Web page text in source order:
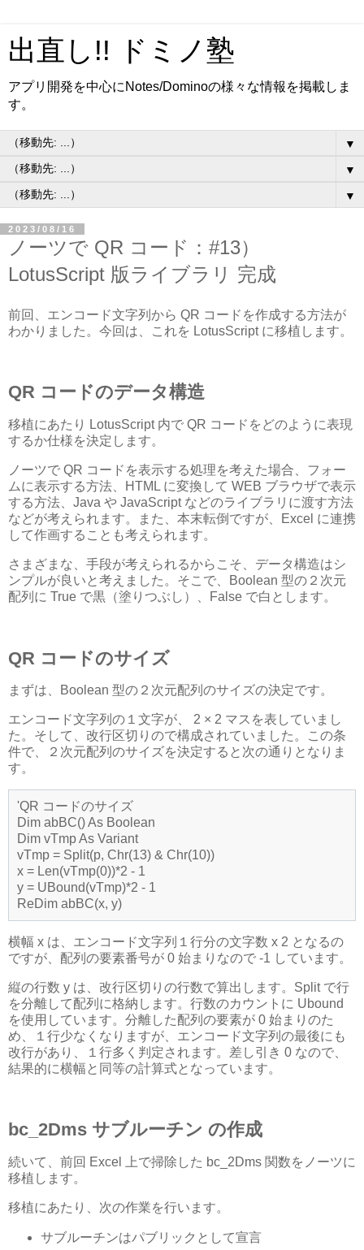
出直し!! ドミノ塾
アプリ開発を中心にNotes/Dominoの様々な情報を掲載しま
す。
▼
▼
▼
2023/08/16
ノーツで QR コード：#13）
LotusScript 版ライブラリ 完成
前回、エンコード文字列から QR コードを作成する方法が
わかりました。今回は、これを LotusScript に移植します。
QR コードのデータ構造
移植にあたり LotusScript 内で QR コードをどのように表現
するか仕様を決定します。
ノーツで QR コードを表示する処理を考えた場合、フォー
ムに表示する方法、HTML に変換して WEB ブラウザで表示
する方法、Java や JavaScript などのライブラリに渡す方法
などが考えられます。また、本末転倒ですが、Excel に連携
して作画することも考えられます。
さまざまな、手段が考えられるからこそ、データ構造はシ
ンプルが良いと考えました。そこで、Boolean 型の２次元
配列に True で黒（塗りつぶし）、False で白とします。
QR コードのサイズ
まずは、Boolean 型の２次元配列のサイズの決定です。
エンコード文字列の１文字が、 2 × 2 マスを表していまし
た。そして、改行区切りので構成されていました。この条
件で、２次元配列のサイズを決定すると次の通りとなりま
す。
'QR コードのサイズ
Dim abBC() As Boolean
Dim vTmp As Variant
vTmp = Split(p, Chr(13) & Chr(10))
x = Len(vTmp(0))*2 - 1
y = UBound(vTmp)*2 - 1
ReDim abBC(x, y)
横幅 x は、エンコード文字列１行分の文字数 x 2 となるの
ですが、配列の要素番号が 0 始まりなので -1 しています。
縦の行数 y は、改行区切りの行数で算出します。Split で行
を分離して配列に格納します。行数のカウントに Ubound
を使用しています。分離した配列の要素が 0 始まりのた
め、１行少なくなりますが、エンコード文字列の最後にも
改行があり、１行多く判定されます。差し引き 0 なので、
結果的に横幅と同等の計算式となっています。
bc_2Dms サブルーチン の作成
続いて、前回 Excel 上で掃除した bc_2Dms 関数をノーツに
移植します。
移植にあたり、次の作業を行います。
サブルーチンはパブリックとして宣言